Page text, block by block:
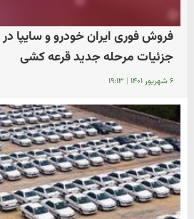
فروش فوری ایران خودرو و سایپا در
جزئیات مرحله جدید قرعه کشی
۶ شهریور ۱۴۰۱ | ۱۹:۱۳